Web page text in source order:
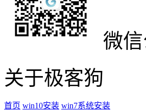
微
关于极客狗
首页 win10安装 win7系统安装